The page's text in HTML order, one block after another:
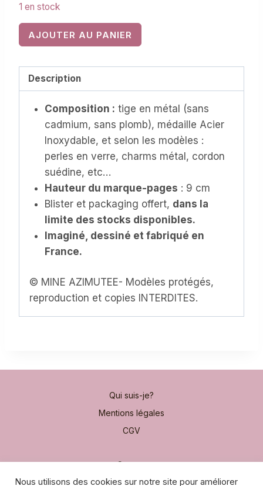
1 en stock
quantité
de
pages
métal
Inoxydable,
personnalisable
(MPM-
035)
AJOUTER AU PANIER
Description
Composition : tige en métal (sans
cadmium, sans plomb), médaille Acier
Inoxydable, et selon les modèles :
perles en verre, charms métal, cordon
suédine, etc…
Hauteur du marque-pages : 9 cm
Blister et packaging offert, dans la
limite des stocks disponibles.
Imaginé, dessiné et fabriqué en
France.
© MINE AZIMUTEE- Modèles protégés,
reproduction et copies INTERDITES.
Qui suis-je?
Mentions légales
CGV
Contact
Moyens de paiement
Nous utilisons des cookies sur notre site pour améliorer